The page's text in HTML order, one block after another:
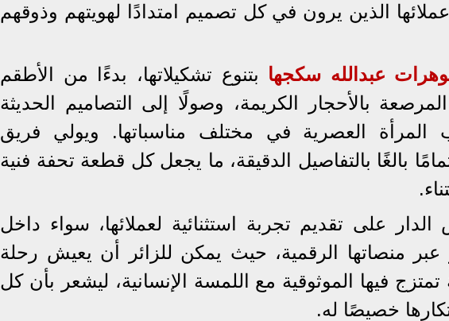
الذين يرون في كل تصميم امتدادًا لهويتهم وذوقهم
عبدالله سكجها بتنوع تشكيلاتها، بدءًا من الأطقم
المرصعة بالأحجار الكريمة، وصولًا إلى التصاميم الحديثة
المرأة العصرية في مختلف مناسباتها. ويولي فريق
بالغًا بالتفاصيل الدقيقة، ما يجعل كل قطعة تحفة فنية
على تقديم تجربة استثنائية لعملائها، سواء داخل
عبر منصاتها الرقمية، حيث يمكن للزائر أن يعيش رحلة
فيها الموثوقية مع اللمسة الإنسانية، ليشعر بأن كل
خصيصًا له.